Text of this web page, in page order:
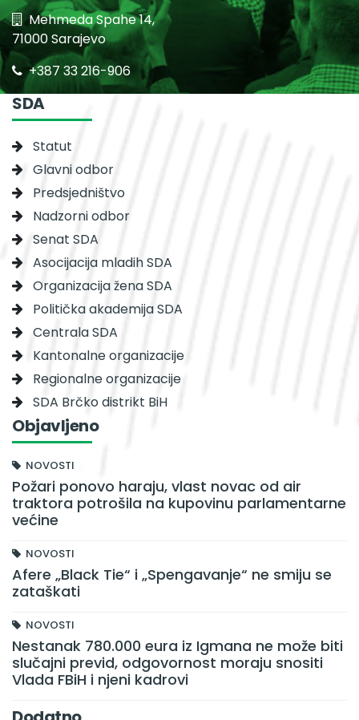
Mehmeda Spahe 14,
71000 Sarajevo
+387 33 216-906
SDA
Statut
Glavni odbor
Predsjedništvo
Nadzorni odbor
Senat SDA
Asocijacija mladih SDA
Organizacija žena SDA
Politička akademija SDA
Centrala SDA
Kantonalne organizacije
Regionalne organizacije
SDA Brčko distrikt BiH
Objavljeno
NOVOSTI
Požari ponovo haraju, vlast novac od air
traktora potrošila na kupovinu parlamentarne
većine
NOVOSTI
Afere „Black Tie“ i „Spengavanje“ ne smiju se
zataškati
NOVOSTI
Nestanak 780.000 eura iz Igmana ne može biti
slučajni previd, odgovornost moraju snositi
Vlada FBiH i njeni kadrovi